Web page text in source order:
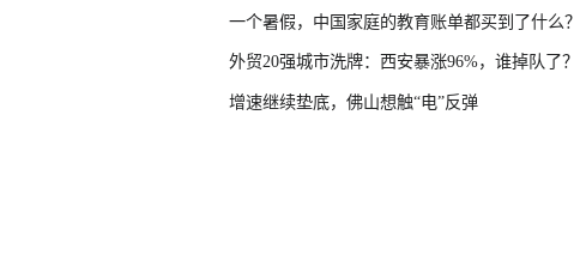
一个暑假，中国家庭的教育账单都买到了什么？
外贸20强城市洗牌：西安暴涨96%，谁掉队了？
增速继续垫底，佛山想触“电”反弹